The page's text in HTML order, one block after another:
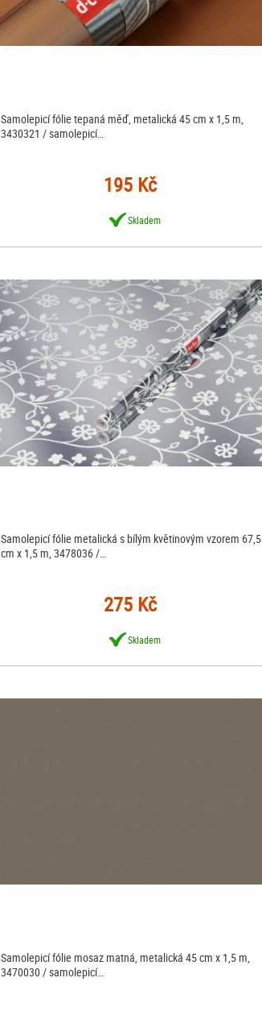
Samolepicí fólie tepaná měď, metalická 45 cm x 1,5 m,
3430321 / samolepicí…
195 Kč
Skladem
Samolepicí fólie metalická s bílým květinovým vzorem 67,5
cm x 1,5 m, 3478036 /…
275 Kč
Skladem
Samolepicí fólie mosaz matná, metalická 45 cm x 1,5 m,
3470030 / samolepicí…